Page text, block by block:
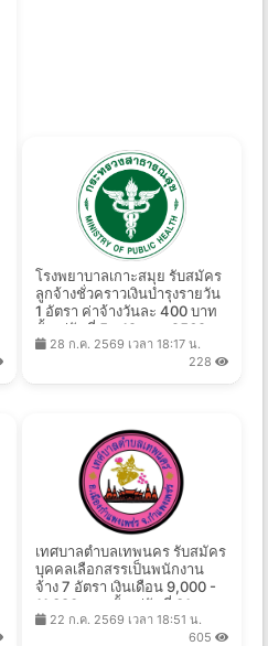
โรงพยาบาลเกาะสมุย รับสมัคร
ลูกจ้างชั่วคราวเงินบํารุงรายวัน
1 อัตรา ค่าจ้างวันละ 400 บาท
ตั้งแต่วันที่ 5 - 19 ส.ค. 2569
28 ก.ค. 2569 เวลา 18:17 น.
228
เทศบาลตําบลเทพนคร รับสมัคร
บุคคลเลือกสรรเป็นพนักงาน
จ้าง 7 อัตรา เงินเดือน 9,000 -
11,380 บาท ตั้งแต่วันที่ 31 ก.ค.
- 10 ส.ค. 2569
22 ก.ค. 2569 เวลา 18:51 น.
605